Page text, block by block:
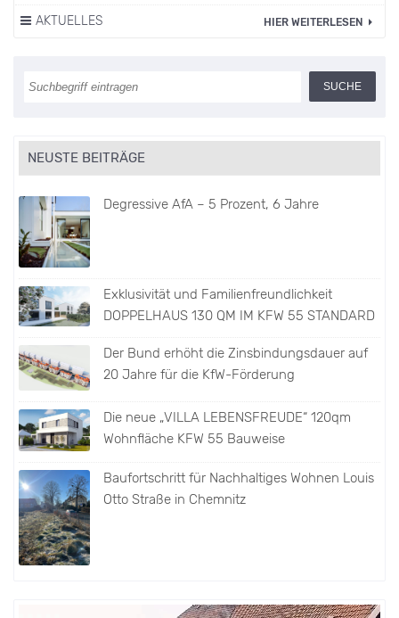
AKTUELLES HIER WEITERLESEN
NEUSTE BEITRÄGE
Degressive AfA – 5 Prozent, 6 Jahre
Exklusivität und Familienfreundlichkeit
DOPPELHAUS 130 QM IM KFW 55 STANDARD
Der Bund erhöht die Zinsbindungsdauer auf
20 Jahre für die KfW-Förderung
Die neue „VILLA LEBENSFREUDE“ 120qm
Wohnfläche KFW 55 Bauweise
Baufortschritt für Nachhaltiges Wohnen Louis
Otto Straße in Chemnitz